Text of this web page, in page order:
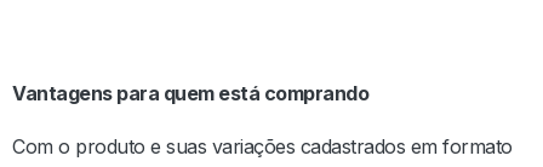
Vantagens para quem está comprando
Com o produto e suas variações cadastrados em formato